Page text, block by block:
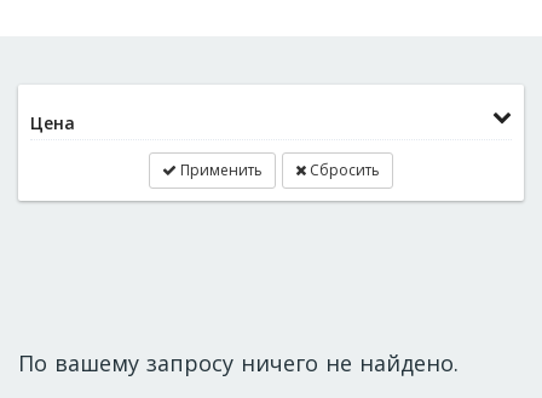
Цена
Применить Сбросить
По вашему запросу ничего не найдено.